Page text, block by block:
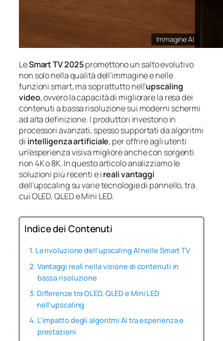
Immagine AI
LeSmart TV 2025promettono un salto evolutivo
non solo nella qualità dell’immagine e nelle
funzioni smart, ma soprattutto nell’upscaling
video, ovvero la capacità di migliorare la resa dei
contenuti a bassa risoluzione sui moderni schermi
ad alta definizione. I produttori investono in
processori avanzati, spesso supportati da algoritmi
di intelligenza artificiale, per offrire agli utenti
un’esperienza visiva migliore anche con sorgenti
non 4K o 8K. In questo articolo analizziamo le
soluzioni più recenti e ireali vantaggi
dell’upscaling su varie tecnologie di pannello, tra
cui OLED, QLED e Mini LED.
Indice dei Contenuti
La rivoluzione dell’upscaling AI nelle Smart TV
Vantaggi reali nella visione di contenuti in
bassa risoluzione
Differenze tra OLED, QLED e Mini LED
nell’upscaling
L’impatto degli algoritmi AI tra esperienza e
prestazioni